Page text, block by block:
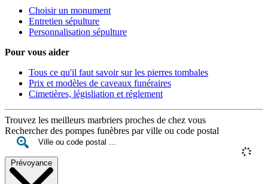
Choisir un monument
Entretien sépulture
Personnalisation sépulture
Pour vous aider
Tous ce qu'il faut savoir sur les pierres tombales
Prix et modèles de caveaux funéraires
Cimetières, législiation et réglement
Trouvez les meilleurs marbriers proches de chez vous
Rechercher des pompes funèbres par ville ou code postal
Prévoyance